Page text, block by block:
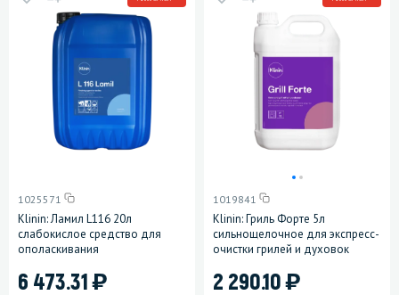
1025571
Klinin: Ламил L116 20л
слабокислое средство для
ополаскивания
6 473.31)
1019841
Klinin: Гриль Форте 5л
сильнощелочное для экспресс-
очистки грилей и духовок
2 290.10)